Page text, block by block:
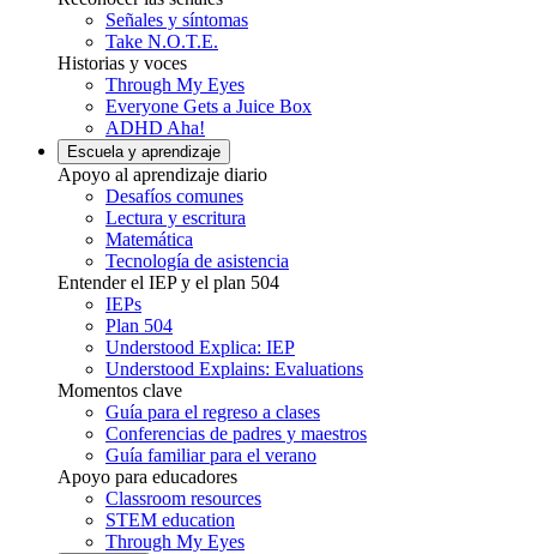
Señales y síntomas
Take N.O.T.E.
Historias y voces
Through My Eyes
Everyone Gets a Juice Box
ADHD Aha!
Escuela y aprendizaje
Apoyo al aprendizaje diario
Desafíos comunes
Lectura y escritura
Matemática
Tecnología de asistencia
Entender el IEP y el plan 504
IEPs
Plan 504
Understood Explica: IEP
Understood Explains: Evaluations
Momentos clave
Guía para el regreso a clases
Conferencias de padres y maestros
Guía familiar para el verano
Apoyo para educadores
Classroom resources
STEM education
Through My Eyes